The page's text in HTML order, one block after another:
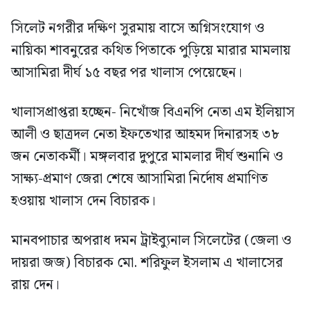
সিলেট নগরীর দক্ষিণ সুরমায় বাসে অগ্নিসংযোগ ও
নায়িকা শাবনুরের কথিত পিতাকে পুড়িয়ে মারার মামলায়
আসামিরা দীর্ঘ ১৫ বছর পর খালাস পেয়েছেন।
খালাসপ্রাপ্তরা হচ্ছেন- নিখোঁজ বিএনপি নেতা এম ইলিয়াস
আলী ও ছাত্রদল নেতা ইফতেখার আহমদ দিনারসহ ৩৮
জন নেতাকর্মী। মঙ্গলবার দুপুরে মামলার দীর্ঘ শুনানি ও
সাক্ষ্য-প্রমাণ জেরা শেষে আসামিরা নির্দোষ প্রমাণিত
হওয়ায় খালাস দেন বিচারক।
মানবপাচার অপরাধ দমন ট্রাইব্যুনাল সিলেটের (জেলা ও
দায়রা জজ) বিচারক মো. শরিফুল ইসলাম এ খালাসের
রায় দেন।